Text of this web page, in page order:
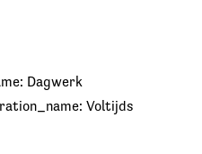
Dagwerk
Voltijds